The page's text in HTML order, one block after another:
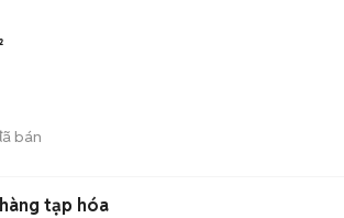
bán
tạp hóa